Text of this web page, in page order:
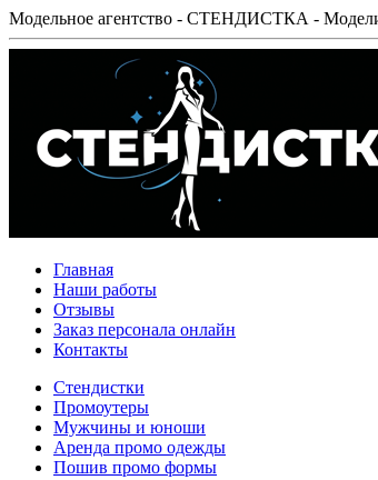
Модельное агентство - СТЕНДИСТКА -
Главная
Наши работы
Отзывы
Заказ персонала онлайн
Контакты
Стендистки
Промоутеры
Мужчины и юноши
Аренда промо одежды
Пошив промо формы